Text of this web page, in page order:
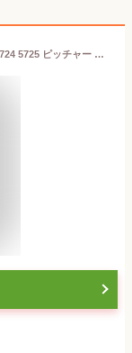
山崎実業 タワー 冷水筒 倒して置ける冷水筒 5724 5725 ピッチャー 水差し ボトル 麦茶ポット 横置き おしゃれ キッチン 洗いやすい お茶 水 スリム ウォーター 食洗機対応 コンパクト 蓋 シンプル 付き パッキン かわいい 麦茶 冷蔵庫 tower yamazaki